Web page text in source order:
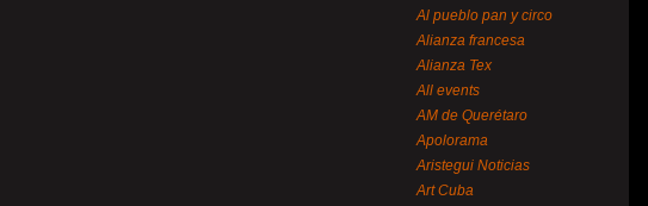
Al pueblo pan y circo
Alianza francesa
Alianza Tex
All events
AM de Querétaro
Apolorama
Aristegui Noticias
Art Cuba